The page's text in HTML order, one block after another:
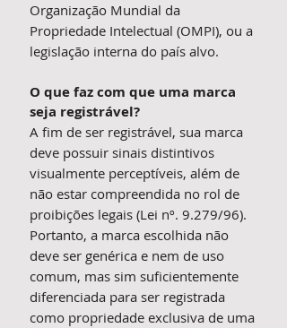
Organização Mundial da
Propriedade Intelectual (OMPI), ou a
legislação interna do país alvo.
O que faz com que uma marca
seja registrável?
A fim de ser registrável, sua marca
deve possuir sinais distintivos
visualmente perceptíveis, além de
não estar compreendida no rol de
proibições legais (Lei nº. 9.279/96).
Portanto, a marca escolhida não
deve ser genérica e nem de uso
comum, mas sim suficientemente
diferenciada para ser registrada
como propriedade exclusiva de uma